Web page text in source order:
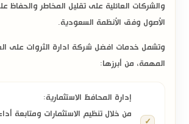
والشركات العائلية على تقليل المخاطر والحفاظ
الأصول وفق الأنظمة السعودية.
وتشمل خدمات افضل شركة ادارة الثروات على
المهمة، من أبرزها:
إدارة المحافظ الاستثمارية:
من خلال تنظيم الاستثمارات ومتابعة